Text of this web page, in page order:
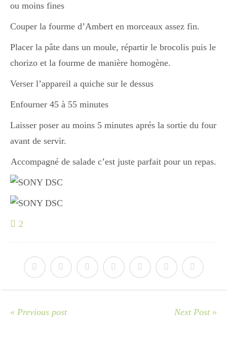
apéro
Halloween
Japon
Boulette
ou moins fines
Couper la fourme d’Ambert en morceaux assez fin.
Placer la pâte dans un moule, répartir le brocolis puis le
chorizo et la fourme de manière homogène.
Verser l’appareil a quiche sur le dessus
Enfourner 45 à 55 minutes
Laisser poser au moins 5 minutes aprés la sortie du four
avant de servir.
Accompagné de salade c’est juste parfait pour un repas.
2
« Previous post Next Post »